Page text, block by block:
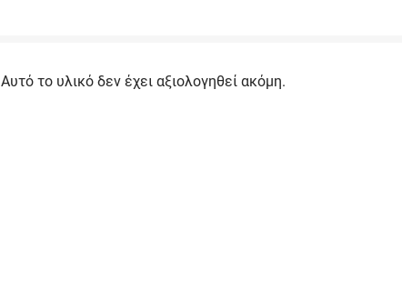
Αυτό το υλικό δεν έχει αξιολογηθεί ακόμη.